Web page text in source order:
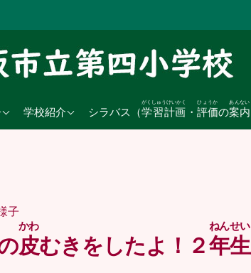
学校紹介
学校教育目標 シラバス（学習計画
がくしゅうけいかく
・ 評価
ひょうか
の案内
あんない
子
皮
かわ
むきをしたよ！２年生
ねんせい